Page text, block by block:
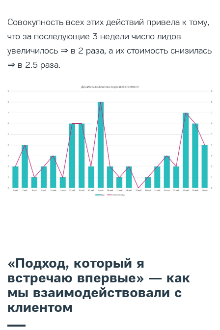
Совокупность всех этих действий привела к тому,
что за последующие 3 недели число лидов
увеличилось ⇒ в 2 раза, а их стоимость снизилась
⇒ в 2.5 раза.
«Подход, который я
встречаю впервые» — как
мы взаимодействовали с
клиентом